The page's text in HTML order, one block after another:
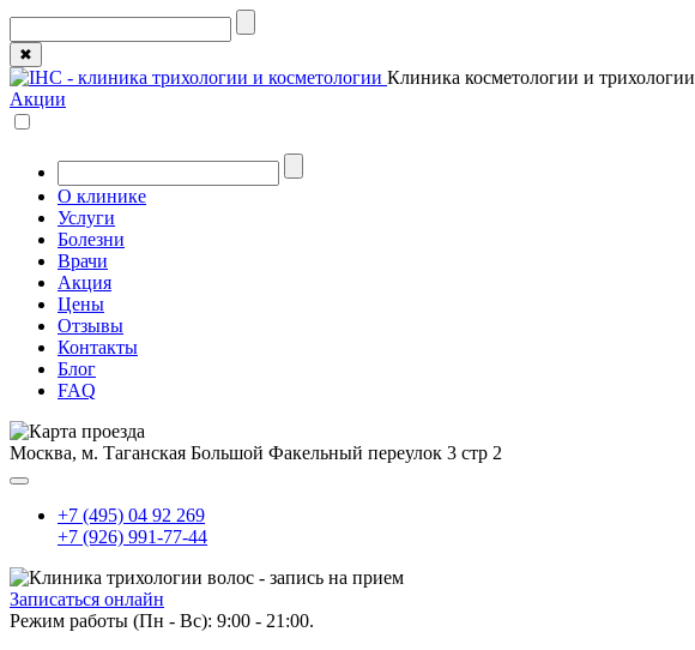
✖
Клиника косметологии и трихологии
Акции
О клинике
Услуги
Болезни
Врачи
Акция
Цены
Отзывы
Контакты
Блог
FAQ
Москва, м. Таганская Большой Факельный переулок 3 стр 2
+7 (495) 04 92 269
+7 (926) 991-77-44
Записаться онлайн
Режим работы (Пн - Вс): 9:00 - 21:00.